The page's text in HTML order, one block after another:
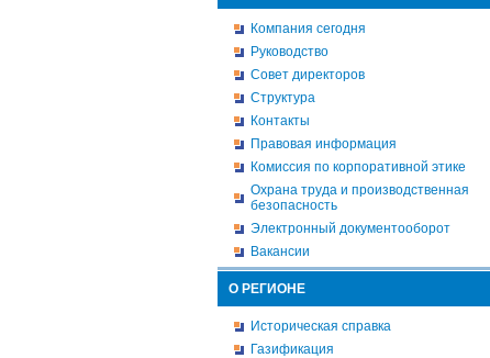
Компания сегодня
Руководство
Совет директоров
Структура
Контакты
Правовая информация
Комиссия по корпоративной этике
Охрана труда и производственная
безопасность
Электронный документооборот
Вакансии
О РЕГИОНЕ
Историческая справка
Газификация